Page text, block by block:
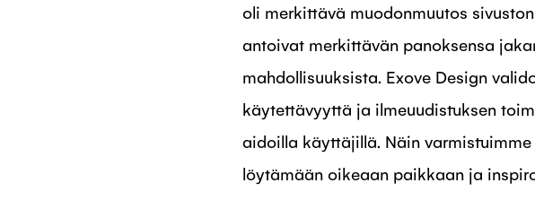
oli merkittävä muodonmuutos
antoivat merkittävän panoksensa
mahdollisuuksista. Exove Design
käytettävyyttä ja ilmeuudistuksen
aidoilla käyttäjillä. Näin
löytämään oikeaan paikkaan ja